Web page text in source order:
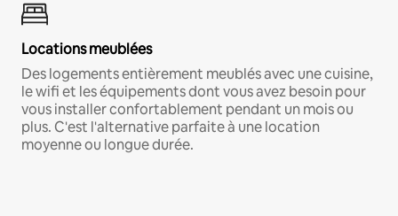
Locations meublées
Des logements entièrement meublés avec une cuisine,
le wifi et les équipements dont vous avez besoin pour
vous installer confortablement pendant un mois ou
plus. C'est l'alternative parfaite à une location
moyenne ou longue durée.